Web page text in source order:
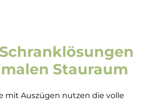
Stauraum
mit Auszügen nutzen die volle